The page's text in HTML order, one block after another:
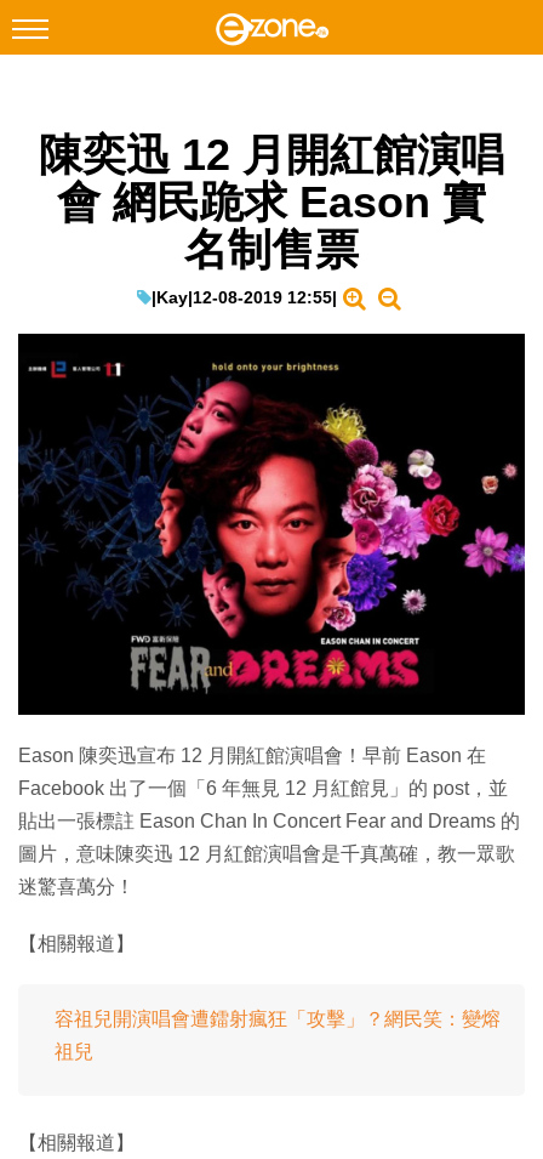
Facebook Instagram
科技焦點
教學評測
EduTech
IT Times
生成式AI與雲端應用
Enterprise Digital Transformation
陳奕迅 12 月開紅館演唱
會 網民跪求 Eason 實
名制售票
|Kay|12-08-2019 12:55|
Eason 陳奕迅宣布 12 月開紅館演唱會！早前 Eason 在
Facebook 出了一個「6 年無見 12 月紅館見」的 post，並
貼出一張標註 Eason Chan In Concert Fear and Dreams 的
圖片，意味陳奕迅 12 月紅館演唱會是千真萬確，教一眾歌
迷驚喜萬分！
【相關報道】
容祖兒開演唱會遭鐳射瘋狂「攻擊」？網民笑：變熔
祖兒
【相關報道】